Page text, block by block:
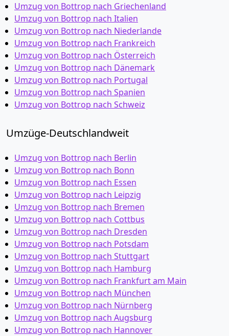
Umzug von Bottrop nach Griechenland
Umzug von Bottrop nach Italien
Umzug von Bottrop nach Niederlande
Umzug von Bottrop nach Frankreich
Umzug von Bottrop nach Österreich
Umzug von Bottrop nach Dänemark
Umzug von Bottrop nach Portugal
Umzug von Bottrop nach Spanien
Umzug von Bottrop nach Schweiz
Umzüge-Deutschlandweit
Umzug von Bottrop nach Berlin
Umzug von Bottrop nach Bonn
Umzug von Bottrop nach Essen
Umzug von Bottrop nach Leipzig
Umzug von Bottrop nach Bremen
Umzug von Bottrop nach Cottbus
Umzug von Bottrop nach Dresden
Umzug von Bottrop nach Potsdam
Umzug von Bottrop nach Stuttgart
Umzug von Bottrop nach Hamburg
Umzug von Bottrop nach Frankfurt am Main
Umzug von Bottrop nach München
Umzug von Bottrop nach Nürnberg
Umzug von Bottrop nach Augsburg
Umzug von Bottrop nach Hannover